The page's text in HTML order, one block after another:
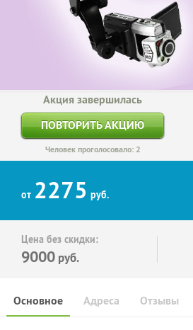
Акция завершилась
ПОВТОРИТЬ АКЦИЮ
Человек проголосовало: 2
от 2275 руб.
Цена без скидки:
9000 руб.
Основное Отзывы
Адреса